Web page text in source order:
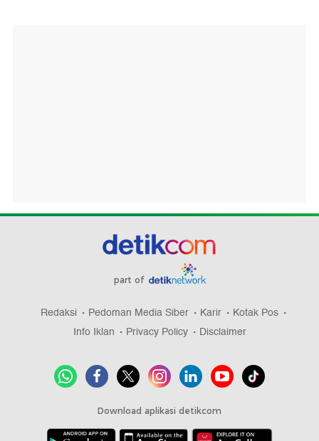
part of
Redaksi Pedoman Media Siber Karir
Kotak Pos
Info Iklan
Privacy Policy Disclaimer
Download aplikasi detikcom